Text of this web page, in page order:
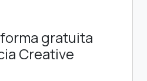
gratuita
Creative